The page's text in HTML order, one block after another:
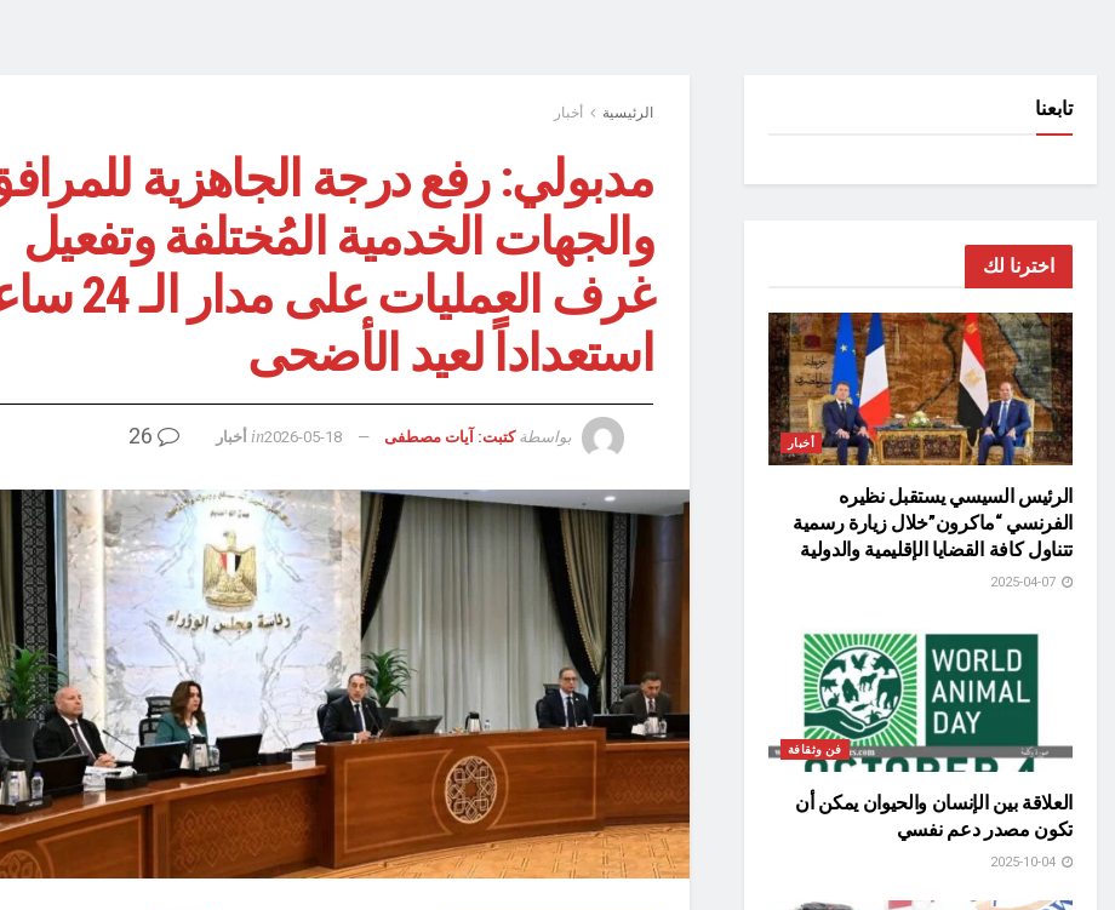
الرئيسية أخبار
مدبولي: رفع درجة الجاهزية
والجهات الخدمية المُختلفة وتفعيل
غرف العمليات على
استعداداً لعيد الأضحى
بواسطة كتبت: آيات مصطفى 2026-05-18
in أخبار
تابعنا
اخترنا لك
أخبار
الرئيس السيسي يستقبل نظيره
الفرنسي “ماكرون”خلال زيارة رسمية
تتناول كافة القضايا الإقليمية والدولية
فن وثقافة
العلاقة بين الإنسان والحيوان يمكن أن
تكون مصدر دعم نفسي